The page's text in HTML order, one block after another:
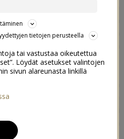
kuvia meidän minityypistä
Vaikka itsekin tykkään
tyyli on enemmän sellainen
vauvakuvia.
juuri sellaisena ihanana kuin
mahtavan herkkiä ja
seinälle vauvan omaan
on ehdottomasti nuo
tietojen perusteella
tai vastustaa oikeutettua
Löydät asetukset valintojen
sivun alareunasta linkillä